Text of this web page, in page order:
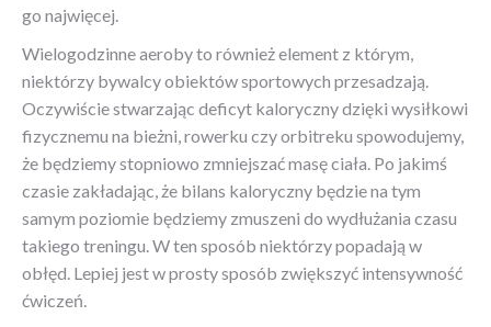
go najwięcej.
Wielogodzinne aeroby to również element z którym,
niektórzy bywalcy obiektów sportowych przesadzają.
Oczywiście stwarzając deficyt kaloryczny dzięki wysiłkowi
fizycznemu na bieżni, rowerku czy orbitreku spowodujemy,
że będziemy stopniowo zmniejszać masę ciała. Po jakimś
czasie zakładając, że bilans kaloryczny będzie na tym
samym poziomie będziemy zmuszeni do wydłużania czasu
takiego treningu. W ten sposób niektórzy popadają w
obłęd. Lepiej jest w prosty sposób zwiększyć intensywność
ćwiczeń.